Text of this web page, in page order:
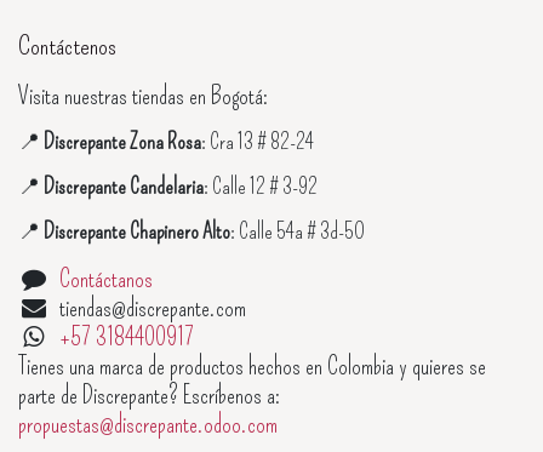
Contáctenos
Visita nuestras tiendas en Bogotá:
📍 Discrepante Zona Rosa: Cra 13 # 82-24
📍 Discrepante Candelaria: Calle 12 # 3-92
📍 Discrepante Chapinero Alto: Calle 54a # 3d-50
Contáctanos
tiendas@discrepante.com
+57 3184400917
Tienes una marca de productos hechos en Colombia y quieres se
parte de Discrepante? Escríbenos a:
propuestas@discrepante.odoo.com